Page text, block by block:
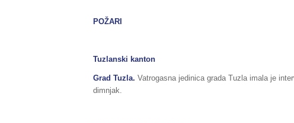
POŽARI
Tuzlanski kanton
Grad Tuzla. Vatrogasna jedinica grada Tuzla imala je
dimnjak.